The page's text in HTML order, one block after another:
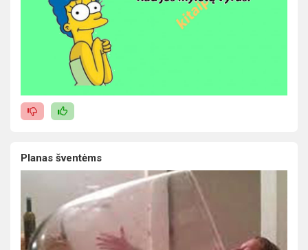
Planas šventėms